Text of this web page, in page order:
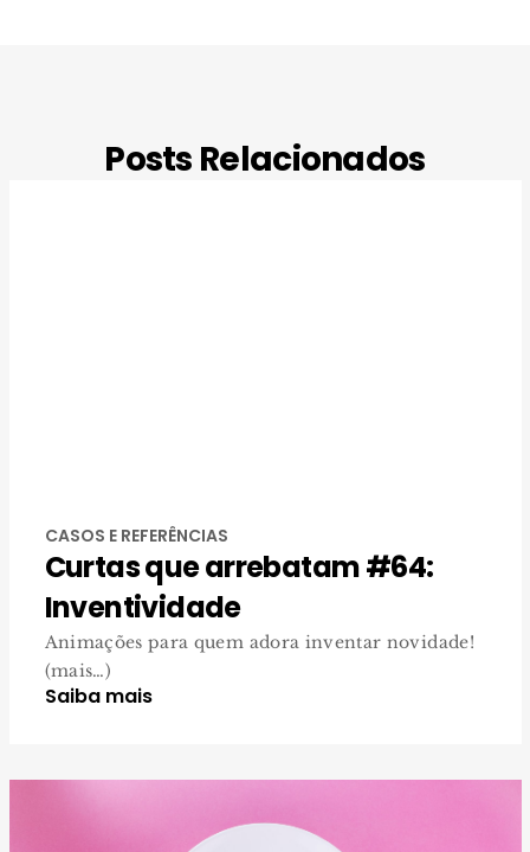
Posts Relacionados
CASOS E REFERÊNCIAS
Curtas que arrebatam #64:
Inventividade
Animações para quem adora inventar novidade!
(mais…)
Saiba mais